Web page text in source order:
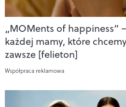
„MOMents of happiness”
każdej mamy, które
zawsze [felieton]
Współpraca reklamowa